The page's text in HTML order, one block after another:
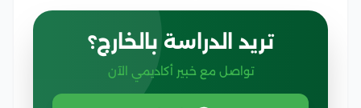
تريد الدراسة بالخارج؟
تواصل مع خبير أكاديمي الآن